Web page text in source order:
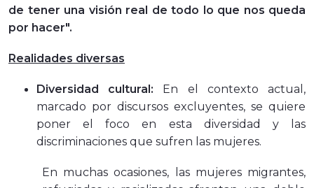
de tener una visión real de todo lo que nos queda
por hacer".
Realidades diversas
Diversidad cultural: En el contexto actual,
marcado por discursos excluyentes, se quiere
poner el foco en esta diversidad y las
discriminaciones que sufren las mujeres.
En muchas ocasiones, las mujeres migrantes,